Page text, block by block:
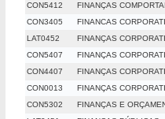
CON5412
FINANÇAS
CON3405
FINANCAS
LAT0452
FINANÇAS
CON5407
FINANÇAS
CON4407
FINANÇAS
CON0013
FINANÇAS
CON5302
FINANÇAS E